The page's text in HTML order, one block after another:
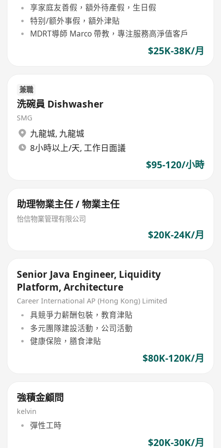
享家庭友善假，額外待產假，生日假
特别/额外事假，額外津貼
MDRT導師 Marco 帶教，專注服務高淨值客戶
$25K-38K/月
兼職
洗碗員 Dishwasher
SMG
九龍城, 九龍城
8小時以上/天, 工作日面議
$95-120/小時
助理物業主任 / 物業主任
怡信物業管理有限公司
$20K-24K/月
Senior Java Engineer, Liquidity
Platform, Architecture
Career International AP (Hong Kong) Limited
具競爭力薪酬包裝，教育津貼
多元團隊建設活動，公司活動
健康保險，膳食津貼
$80K-120K/月
強積金顧問
kelvin
彈性工時
$20K-30K/月